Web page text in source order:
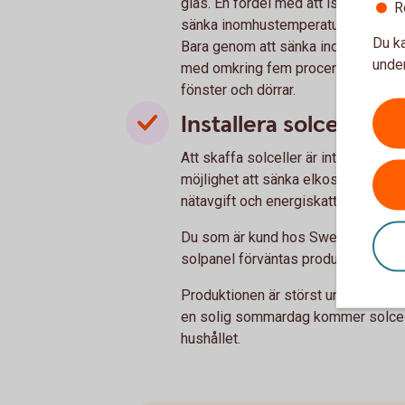
sänka inomhustemperaturen utan
Bara genom att sänka
med omkring fem procent. Du kan
fönster och dörrar.
Installera solceller på
Att skaffa solceller är inte bara ett
möjlighet att sänka elkostnaderna.
nätavgift och energiskatt för den
Du som är kund hos Swedbank kan
solpanel förväntas producera el i
Produktionen är störst under
en solig sommardag kommer
hushållet.
Du